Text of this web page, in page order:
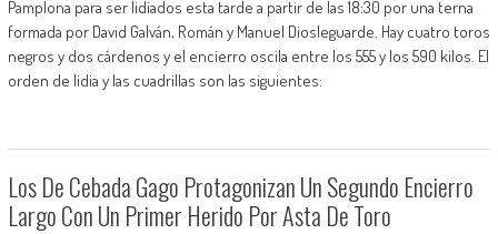
Pamplona para ser lidiados esta tarde a partir de las 18:30 por una terna
formada por David Galván, Román y Manuel Diosleguarde. Hay cuatro toros
negros y dos cárdenos y el encierro oscila entre los 555 y los 590 kilos. El
orden de lidia y las cuadrillas son las siguientes:
Los De Cebada Gago Protagonizan Un Segundo Encierro
Largo Con Un Primer Herido Por Asta De Toro